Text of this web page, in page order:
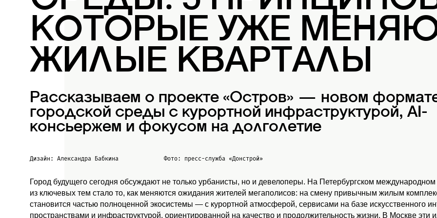
КОТОРЫЕ УЖЕ
ЖИЛЫЕ КВАРТАЛЫ
Рассказываем о проекте «Остров» — новом
городской среды с курортной инфраструктурой, AI-
консьержем и фокусом на долголетие
Дизайн: Александра Бабкина Фото: пресс-служба «Донстрой»
Город будущего сегодня обсуждают не только урбанисты, но и девелоперы. На Петербургском
из ключевых тем стало то, как меняются ожидания жителей мегаполисов: на смену привычным жилым
становится частью полноценной экосистемы — с курортной атмосферой, сервисами на базе искусственного
пространствами и инфраструктурой, ориентированной на качество и продолжительность жизни. В Москве